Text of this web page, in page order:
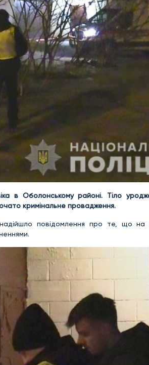
в Оболонському районі.
Тіло
кримінальне провадження.
надійшло повідомлення про те, що на